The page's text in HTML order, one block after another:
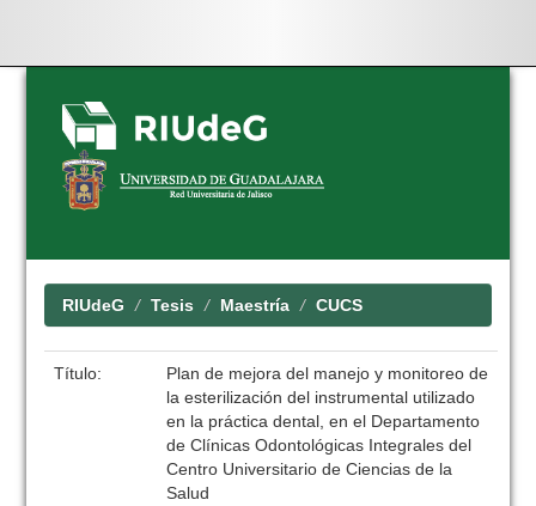
Skip
navigation
RIUdeG Tesis Maestría CUCS
Título:
Plan de mejora del manejo y monitoreo de
la esterilización del instrumental utilizado
en la práctica dental, en el Departamento
de Clínicas Odontológicas Integrales del
Centro Universitario de Ciencias de la
Salud